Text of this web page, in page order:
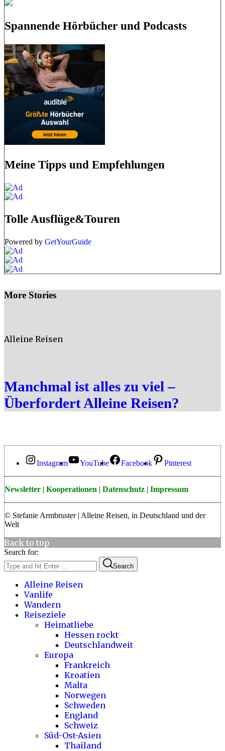
Spannende Hörbücher und Podcasts
Meine Tipps und Empfehlungen
Tolle Ausflüge&Touren
Powered by GetYourGuide
More Stories
Alleine Reisen
Manchmal ist alles zu viel –
Überfordert Alleine Reisen?
Instagram YouTube Facebook Pinterest
Newsletter | Kooperationen | Datenschutz | Impressum
© Stefanie Armbruster | Alleine Reisen, in Deutschland und der
Welt
Back to top
Search for:
Search
Alleine Reisen
Vanlife
Wandern
Reiseziele
Heimatliebe
Hessen rockt
Deutschlandweit
Europa
Frankreich
Kroatien
Malta
Norwegen
Schweden
England
Schweiz
Süd-Ost-Asien
Thailand